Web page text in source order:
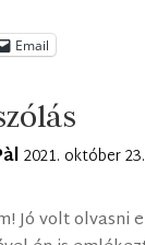
Email
2021. október
Jó volt olvasni